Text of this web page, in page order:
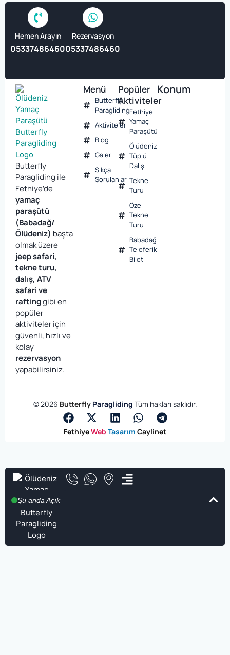
Hemen Arayın
05337486460
Rezervasyon
05337486460
Butterfly
Paragliding ile
Fethiye’de
yamaç
paraşütü
(Babadağ/
Ölüdeniz) başta
olmak üzere
jeep safari,
tekne turu,
dalış, ATV
safari ve
raftinggibi en
popüler
aktiviteler için
güvenli, hızlı ve
kolay
rezervasyon
yapabilirsiniz.
Menü
Butterfly
Paragliding
Aktiviteler
Blog
Galeri
Sıkça
Sorulanlar
Popüler
Aktiviteler
Fethiye
Yamaç
Paraşütü
Ölüdeniz
Tüplü
Dalış
Tekne
Turu
Özel
Tekne
Turu
Babadağ
Teleferik
Bileti
Konum
©2026 Butterfly Paragliding Tüm hakları saklıdır.
FethiyeWeb Tasarım Caylinet
Şu anda Açık